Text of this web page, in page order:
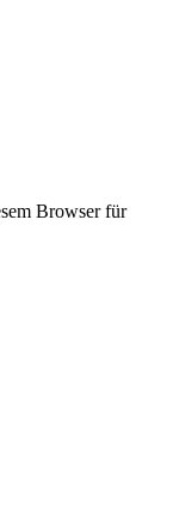
Browser für